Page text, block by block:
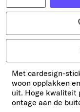
Met cardesign-
woon opplakken
uit. Hoge kwaliteit
ontage aan de